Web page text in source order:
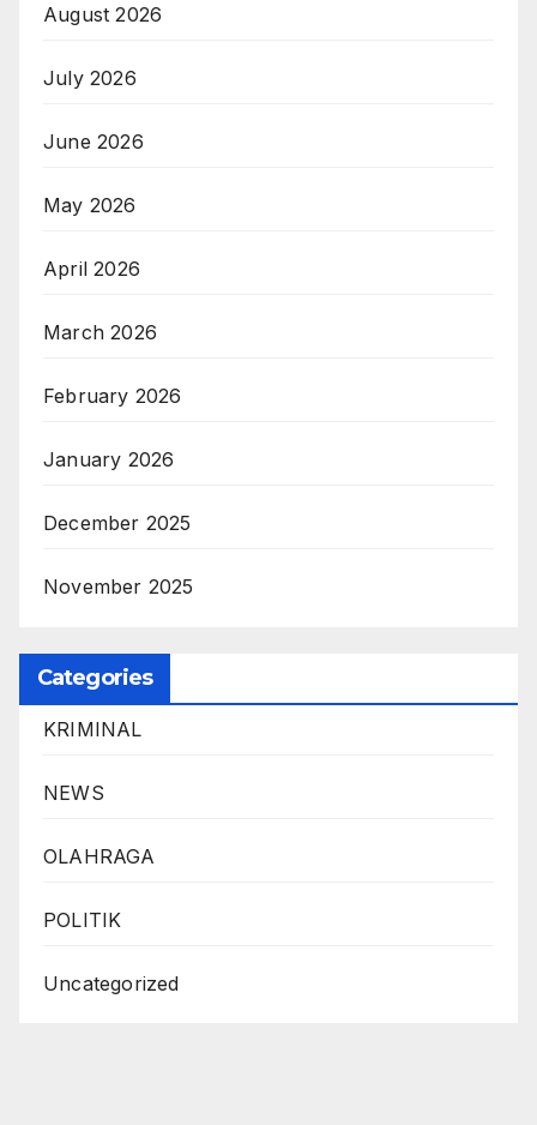
August 2026
July 2026
June 2026
May 2026
April 2026
March 2026
February 2026
January 2026
December 2025
November 2025
Categories
KRIMINAL
NEWS
OLAHRAGA
POLITIK
Uncategorized